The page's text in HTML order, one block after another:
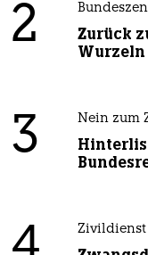
2
Zurück
Wurzeln
3 Nein zum
Zivildienst